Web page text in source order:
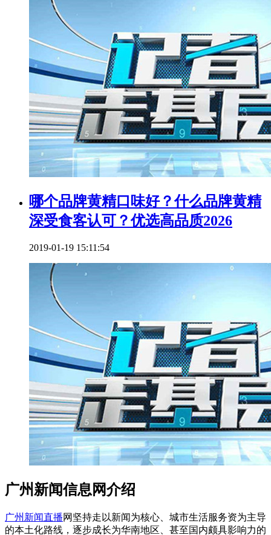
哪个品牌黄精口味好？什么品牌黄精
深受食客认可？优选高品质2026
2019-01-19 15:11:54
广州新闻信息网介绍
广州新闻直播网坚持走以新闻为核心、城市生活服务资为主导
的本土化路线，逐步成长为华南地区、甚至国内颇具影响力的